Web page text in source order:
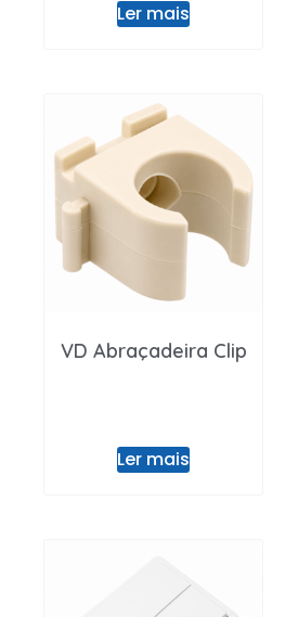
Ler mais
VD Abraçadeira Clip
Ler mais